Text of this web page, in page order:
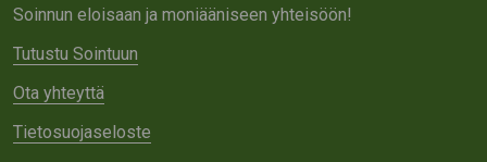
Soinnun eloisaan ja moniääniseen yhteisöön!
Tutustu Sointuun
Ota yhteyttä
Tietosuojaseloste